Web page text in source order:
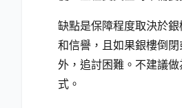
缺點是保障程度取決於
和信譽，且如果銀樓倒
外，追討困難。不建議
式。